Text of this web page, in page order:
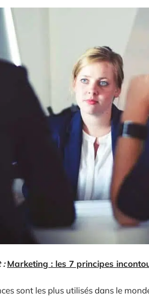
: Marketing : les 7 principes
sont les plus utilisés dans le